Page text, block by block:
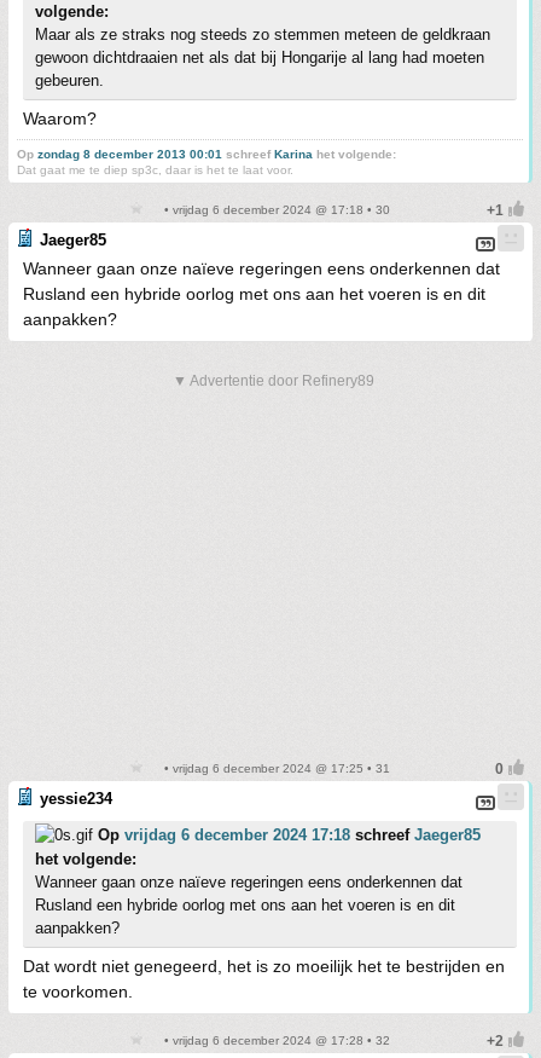
volgende:
Maar als ze straks nog steeds zo stemmen meteen de geldkraan
gewoon dichtdraaien net als dat bij Hongarije al lang had moeten
gebeuren.
Waarom?
Op zondag 8 december 2013 00:01 schreefKarina het volgende:
Dat gaat me te diep sp3c, daar is het te laat voor.
• vrijdag 6 december 2024 @ 17:18 • 30
Jaeger85
Wanneer gaan onze naïeve regeringen eens onderkennen dat
Rusland een hybride oorlog met ons aan het voeren is en dit
aanpakken?
▼ Advertentie door Refinery89
• vrijdag 6 december 2024 @ 17:25 • 31
yessie234
Op vrijdag 6 december 2024 17:18 schreef Jaeger85
het volgende:
Wanneer gaan onze naïeve regeringen eens onderkennen dat
Rusland een hybride oorlog met ons aan het voeren is en dit
aanpakken?
Dat wordt niet genegeerd, het is zo moeilijk het te bestrijden en
te voorkomen.
• vrijdag 6 december 2024 @ 17:28 • 32